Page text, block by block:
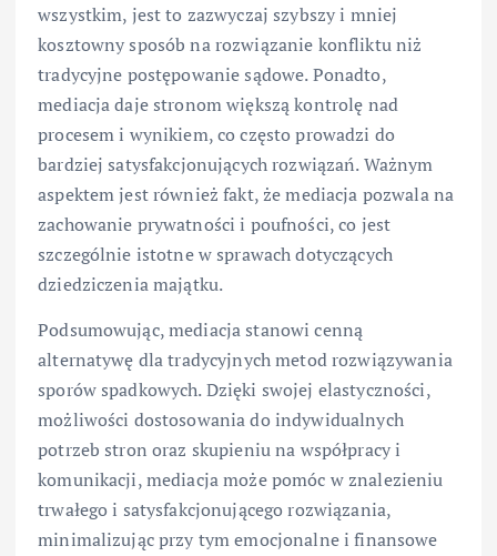
wszystkim, jest to zazwyczaj szybszy i mniej
kosztowny sposób na rozwiązanie konfliktu niż
tradycyjne postępowanie sądowe. Ponadto,
mediacja daje stronom większą kontrolę nad
procesem i wynikiem, co często prowadzi do
bardziej satysfakcjonujących rozwiązań. Ważnym
aspektem jest również fakt, że mediacja pozwala na
zachowanie prywatności i poufności, co jest
szczególnie istotne w sprawach dotyczących
dziedziczenia majątku.
Podsumowując, mediacja stanowi cenną
alternatywę dla tradycyjnych metod rozwiązywania
sporów spadkowych. Dzięki swojej elastyczności,
możliwości dostosowania do indywidualnych
potrzeb stron oraz skupieniu na współpracy i
komunikacji, mediacja może pomóc w znalezieniu
trwałego i satysfakcjonującego rozwiązania,
minimalizując przy tym emocjonalne i finansowe